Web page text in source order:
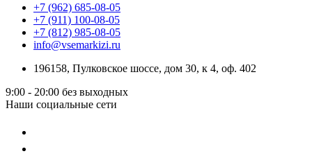
+7 (962) 685-08-05
+7 (911) 100-08-05
+7 (812) 985-08-05
info@vsemarkizi.ru
196158, Пулковское шоссе, дом 30, к 4, оф. 402
9:00 - 20:00 без выходных
Наши социальные сети